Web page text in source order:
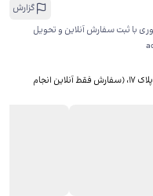
گزارش
با ثبت سفارش آنلاین و تحویل
تهران، منطقه ۳ شهر تهران، ونک، زاینده ‌رود شرقی، پلاک 17، ​(سفارش فقط آنلاین انجام